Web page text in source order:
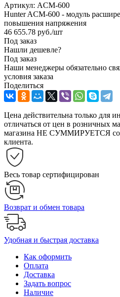
Артикул: ACM-600
Hunter ACM-600 - модуль
повышения напряжения
46 655.78 руб./шт
Под заказ
Нашли дешевле?
Под заказ
Наши менеджеры обязательно
условия заказа
Поделиться
Цена действительна только для
отличаться от цен в розничных
магазина НЕ СУММИРУЕТСЯ со
клиента.
Весь товар сертифицирован
Возврат и обмен товара
Удобная и быстрая доставка
Как оформить
Оплата
Доставка
Задать вопрос
Наличие